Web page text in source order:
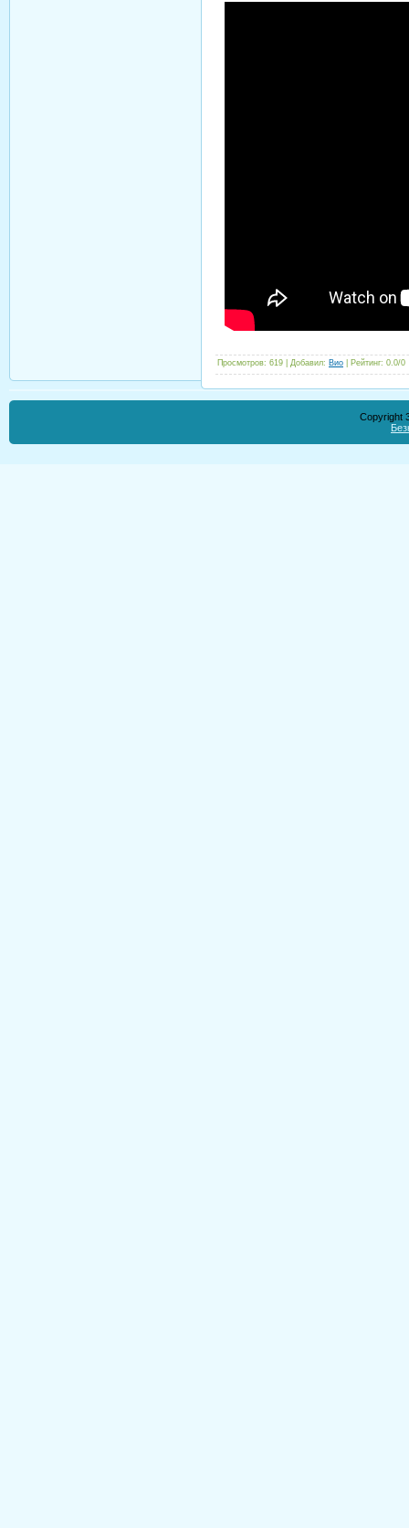
Просмотров: 619 Добавил: Вио Рейтинг: 0.0/0
Copyright